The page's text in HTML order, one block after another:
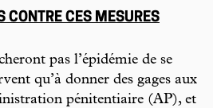
CONTRE CES MESURES
pas l’épidémie de se
qu’à donner des gages aux
pénitentiaire (AP), et